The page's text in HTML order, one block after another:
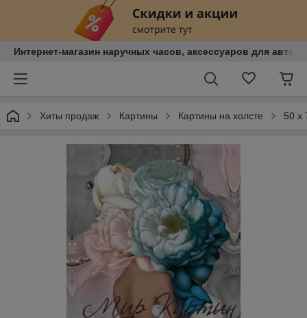
Интернет-магазин наручных часов, аксессуаров для авто,
Хиты продаж Картины Картины на холсте 50 х